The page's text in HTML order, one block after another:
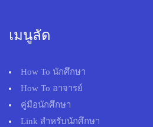
เมนูลัด
How To นักศึกษา
How To อาจารย์
คู่มือนักศึกษา
Link สำหรับนักศึกษา